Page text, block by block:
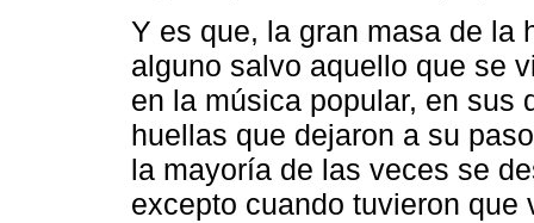
Y es que, la gran masa de la
alguno salvo aquello que se
en la música popular, en sus
huellas que dejaron a su
la mayoría de las veces se
excepto cuando tuvieron